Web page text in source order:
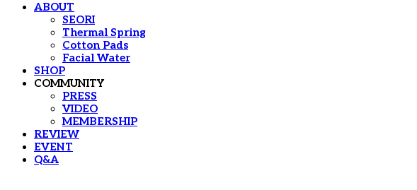
ABOUT
SEORI
Thermal Spring
Cotton Pads
Facial Water
SHOP
COMMUNITY
PRESS
VIDEO
MEMBERSHIP
REVIEW
EVENT
Q&A